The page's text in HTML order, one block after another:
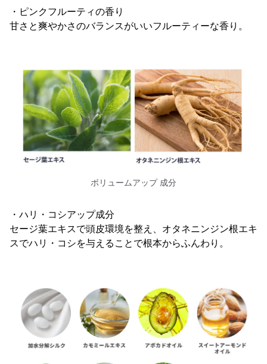
・ピンクフルーティの香り
甘さと爽やかさのバランスがいいフルーティーな香り。
ボリュームアップ 成分
・ハリ・コシアップ成分
セージ葉エキスで頭皮環境を整え、オタネニンジン根エキ
スでハリ・コシを与えることで根本からふんわり。